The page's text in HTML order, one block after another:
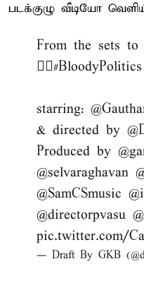
படக்குழு வீடியோ
From the sets to
❤️‍🔥#BloodyPolitics
starring:
& directed by
Produced by
@selvaraghavan
@SamCSmusic
@directorpvasu
pic.twitter.com/
— Draft By GKB